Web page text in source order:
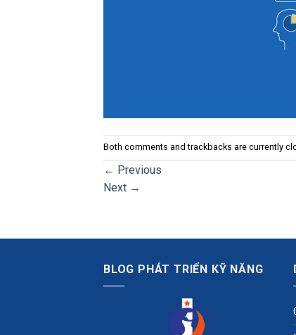
Both comments and trackbacks are currently
← Previous
Next →
BLOG PHÁT TRIỂN KỸ NĂNG